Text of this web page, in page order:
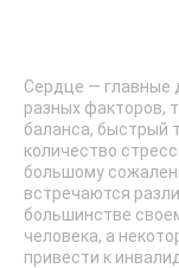
Сердце — главные
разных факторов,
баланса, быстрый
количество
большому
встречаются
большинстве
человека, а
привести к